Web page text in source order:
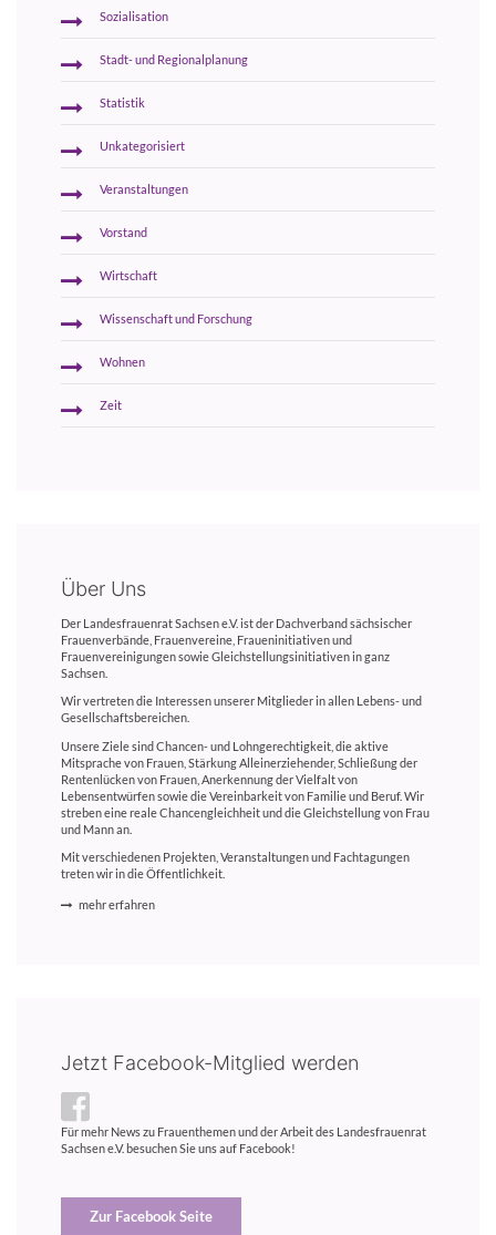
Sozialisation
Stadt- und Regionalplanung
Statistik
Unkategorisiert
Veranstaltungen
Vorstand
Wirtschaft
Wissenschaft und Forschung
Wohnen
Zeit
Über Uns
Der Landesfrauenrat Sachsen e.V. ist der Dachverband sächsischer
Frauenverbände, Frauenvereine, Fraueninitiativen und
Frauenvereinigungen sowie Gleichstellungsinitiativen in ganz
Sachsen.
Wir vertreten die Interessen unserer Mitglieder in allen Lebens- und
Gesellschaftsbereichen.
Unsere Ziele sind Chancen- und Lohngerechtigkeit, die aktive
Mitsprache von Frauen, Stärkung Alleinerziehender, Schließung der
Rentenlücken von Frauen, Anerkennung der Vielfalt von
Lebensentwürfen sowie die Vereinbarkeit von Familie und Beruf. Wir
streben eine reale Chancengleichheit und die Gleichstellung von Frau
und Mann an.
Mit verschiedenen Projekten, Veranstaltungen und Fachtagungen
treten wir in die Öffentlichkeit.
mehr erfahren
Jetzt Facebook-Mitglied werden
Für mehr News zu Frauenthemen und der Arbeit des Landesfrauenrat
Sachsen e.V. besuchen Sie uns auf Facebook!
Zur Facebook Seite